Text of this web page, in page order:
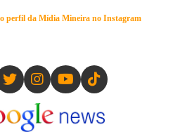
perfil da Mídia Mineira no Instagram